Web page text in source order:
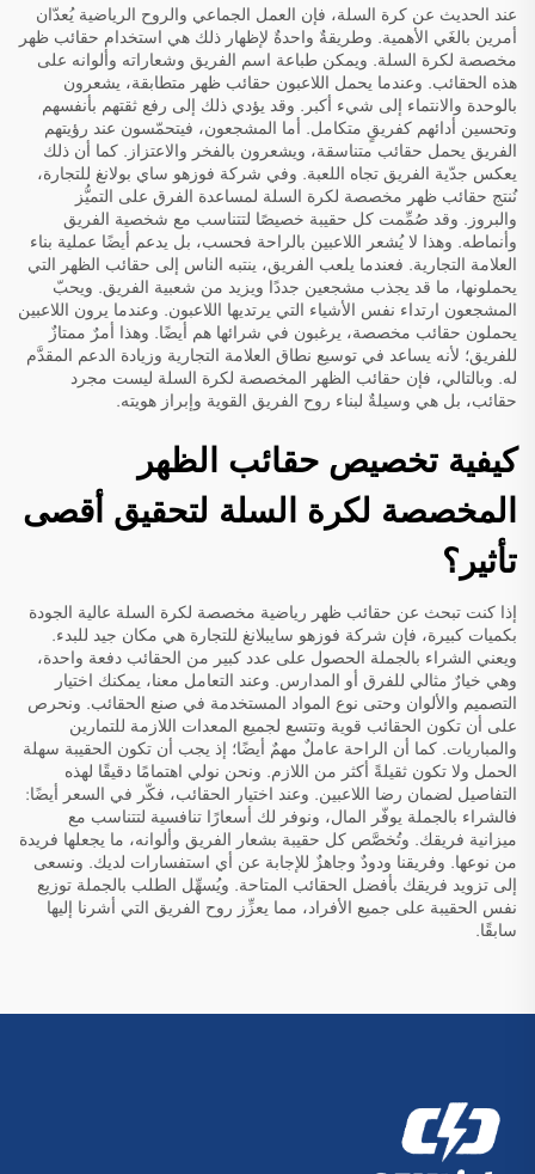
عند الحديث عن كرة السلة، فإن العمل الجماعي والروح الرياضية يُعدّان
أمرين بالغَي الأهمية. وطريقةٌ واحدةٌ لإظهار ذلك هي استخدام حقائب ظهر
مخصصة لكرة السلة. ويمكن طباعة اسم الفريق وشعاراته وألوانه على
هذه الحقائب. وعندما يحمل اللاعبون حقائب ظهر متطابقة، يشعرون
بالوحدة والانتماء إلى شيء أكبر. وقد يؤدي ذلك إلى رفع ثقتهم بأنفسهم
وتحسين أدائهم كفريقٍ متكامل. أما المشجعون، فيتحمّسون عند رؤيتهم
الفريق يحمل حقائب متناسقة، ويشعرون بالفخر والاعتزاز. كما أن ذلك
يعكس جدّية الفريق تجاه اللعبة. وفي شركة فوزهو ساي بولانغ للتجارة،
نُنتج حقائب ظهر مخصصة لكرة السلة لمساعدة الفرق على التميُّز
والبروز. وقد صُمِّمت كل حقيبة خصيصًا لتتناسب مع شخصية الفريق
وأنماطه. وهذا لا يُشعر اللاعبين بالراحة فحسب، بل يدعم أيضًا عملية بناء
العلامة التجارية. فعندما يلعب الفريق، ينتبه الناس إلى حقائب الظهر التي
يحملونها، ما قد يجذب مشجعين جددًا ويزيد من شعبية الفريق. ويحبّ
المشجعون ارتداء نفس الأشياء التي يرتديها اللاعبون. وعندما يرون اللاعبين
يحملون حقائب مخصصة، يرغبون في شرائها هم أيضًا. وهذا أمرٌ ممتازٌ
للفريق؛ لأنه يساعد في توسيع نطاق العلامة التجارية وزيادة الدعم المقدَّم
له. وبالتالي، فإن حقائب الظهر المخصصة لكرة السلة ليست مجرد
حقائب، بل هي وسيلةٌ لبناء روح الفريق القوية وإبراز هويته.
كيفية تخصيص حقائب الظهر
المخصصة لكرة السلة لتحقيق أقصى
تأثير؟
إذا كنت تبحث عن حقائب ظهر رياضية مخصصة لكرة السلة عالية الجودة
بكميات كبيرة، فإن شركة فوزهو سايبلانغ للتجارة هي مكان جيد للبدء.
ويعني الشراء بالجملة الحصول على عدد كبير من الحقائب دفعة واحدة،
وهي خيارٌ مثالي للفرق أو المدارس. وعند التعامل معنا، يمكنك اختيار
التصميم والألوان وحتى نوع المواد المستخدمة في صنع الحقائب. ونحرص
على أن تكون الحقائب قوية وتتسع لجميع المعدات اللازمة للتمارين
والمباريات. كما أن الراحة عاملٌ مهمٌ أيضًا؛ إذ يجب أن تكون الحقيبة سهلة
الحمل ولا تكون ثقيلةً أكثر من اللازم. ونحن نولي اهتمامًا دقيقًا لهذه
التفاصيل لضمان رضا اللاعبين. وعند اختيار الحقائب، فكّر في السعر أيضًا:
فالشراء بالجملة يوفّر المال، ونوفر لك أسعارًا تنافسية لتتناسب مع
ميزانية فريقك. وتُخصَّص كل حقيبة بشعار الفريق وألوانه، ما يجعلها فريدة
من نوعها. وفريقنا ودودٌ وجاهزٌ للإجابة عن أي استفسارات لديك. ونسعى
إلى تزويد فريقك بأفضل الحقائب المتاحة. ويُسهِّل الطلب بالجملة توزيع
نفس الحقيبة على جميع الأفراد، مما يعزِّز روح الفريق التي أشرنا إليها
سابقًا.